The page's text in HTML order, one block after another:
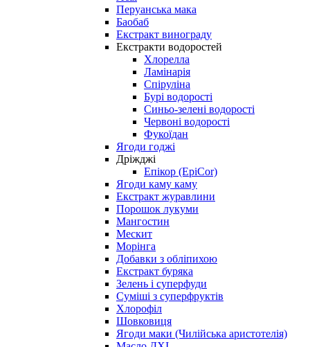
Перуанська мака
Баобаб
Екстракт винограду
Екстракти водоростей
Хлорелла
Ламінарія
Спіруліна
Бурі водорості
Синьо-зелені водорості
Червоні водорості
Фукоїдан
Ягоди годжі
Дріжджі
Епікор (EpiCor)
Ягоди каму каму
Екстракт журавлини
Порошок лукуми
Мангостин
Мескит
Морінга
Добавки з обліпихою
Екстракт буряка
Зелень і суперфуди
Суміші з суперфруктів
Хлорофіл
Шовковиця
Ягоди маки (Чилійська аристотелія)